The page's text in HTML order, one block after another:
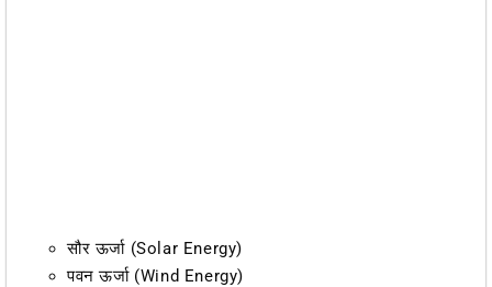
सौर ऊर्जा (Solar Energy)
पवन ऊर्जा (Wind Energy)